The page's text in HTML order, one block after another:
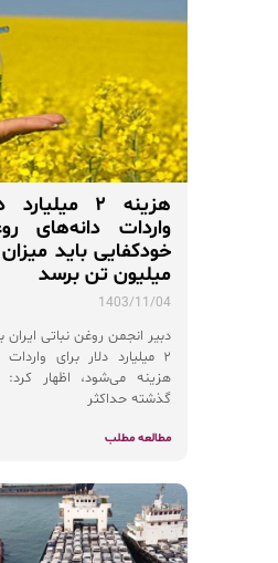
هزینه ۲
واردات دانه‌های
میلیون تن برسد
1403/11/04
دبیر انجمن روغن نباتی ایران
۲ میلیارد دلار برای
هزینه می‌شود، اظهار
گذشته حداکثر
مطالعه مطلب